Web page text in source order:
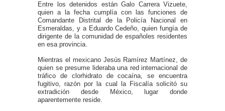
Entre los detenidos están Galo Carrera Vizuete,
quien a la fecha cumplía con las funciones de
Comandante Distrital de la Policía Nacional en
Esmeraldas, y a Eduardo Cedeño, quien fungía de
dirigente de la comunidad de españoles residentes
en esa provincia.
Mientras el mexicano Jesús Ramírez Martínez, de
quien se presume lideraba una red internacional de
tráfico de clorhidrato de cocaína, se encuentra
fugitivo, razón por la cual la Fiscalía solicitó su
extradición desde México, lugar donde
aparentemente reside.